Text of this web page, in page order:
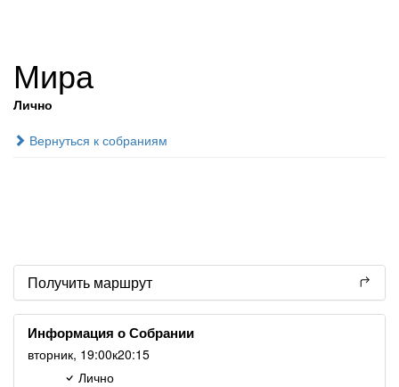
Мира
Лично
Вернуться к собраниям
Получить маршрут
Информация о Собрании
вторник, 19:00к20:15
Лично